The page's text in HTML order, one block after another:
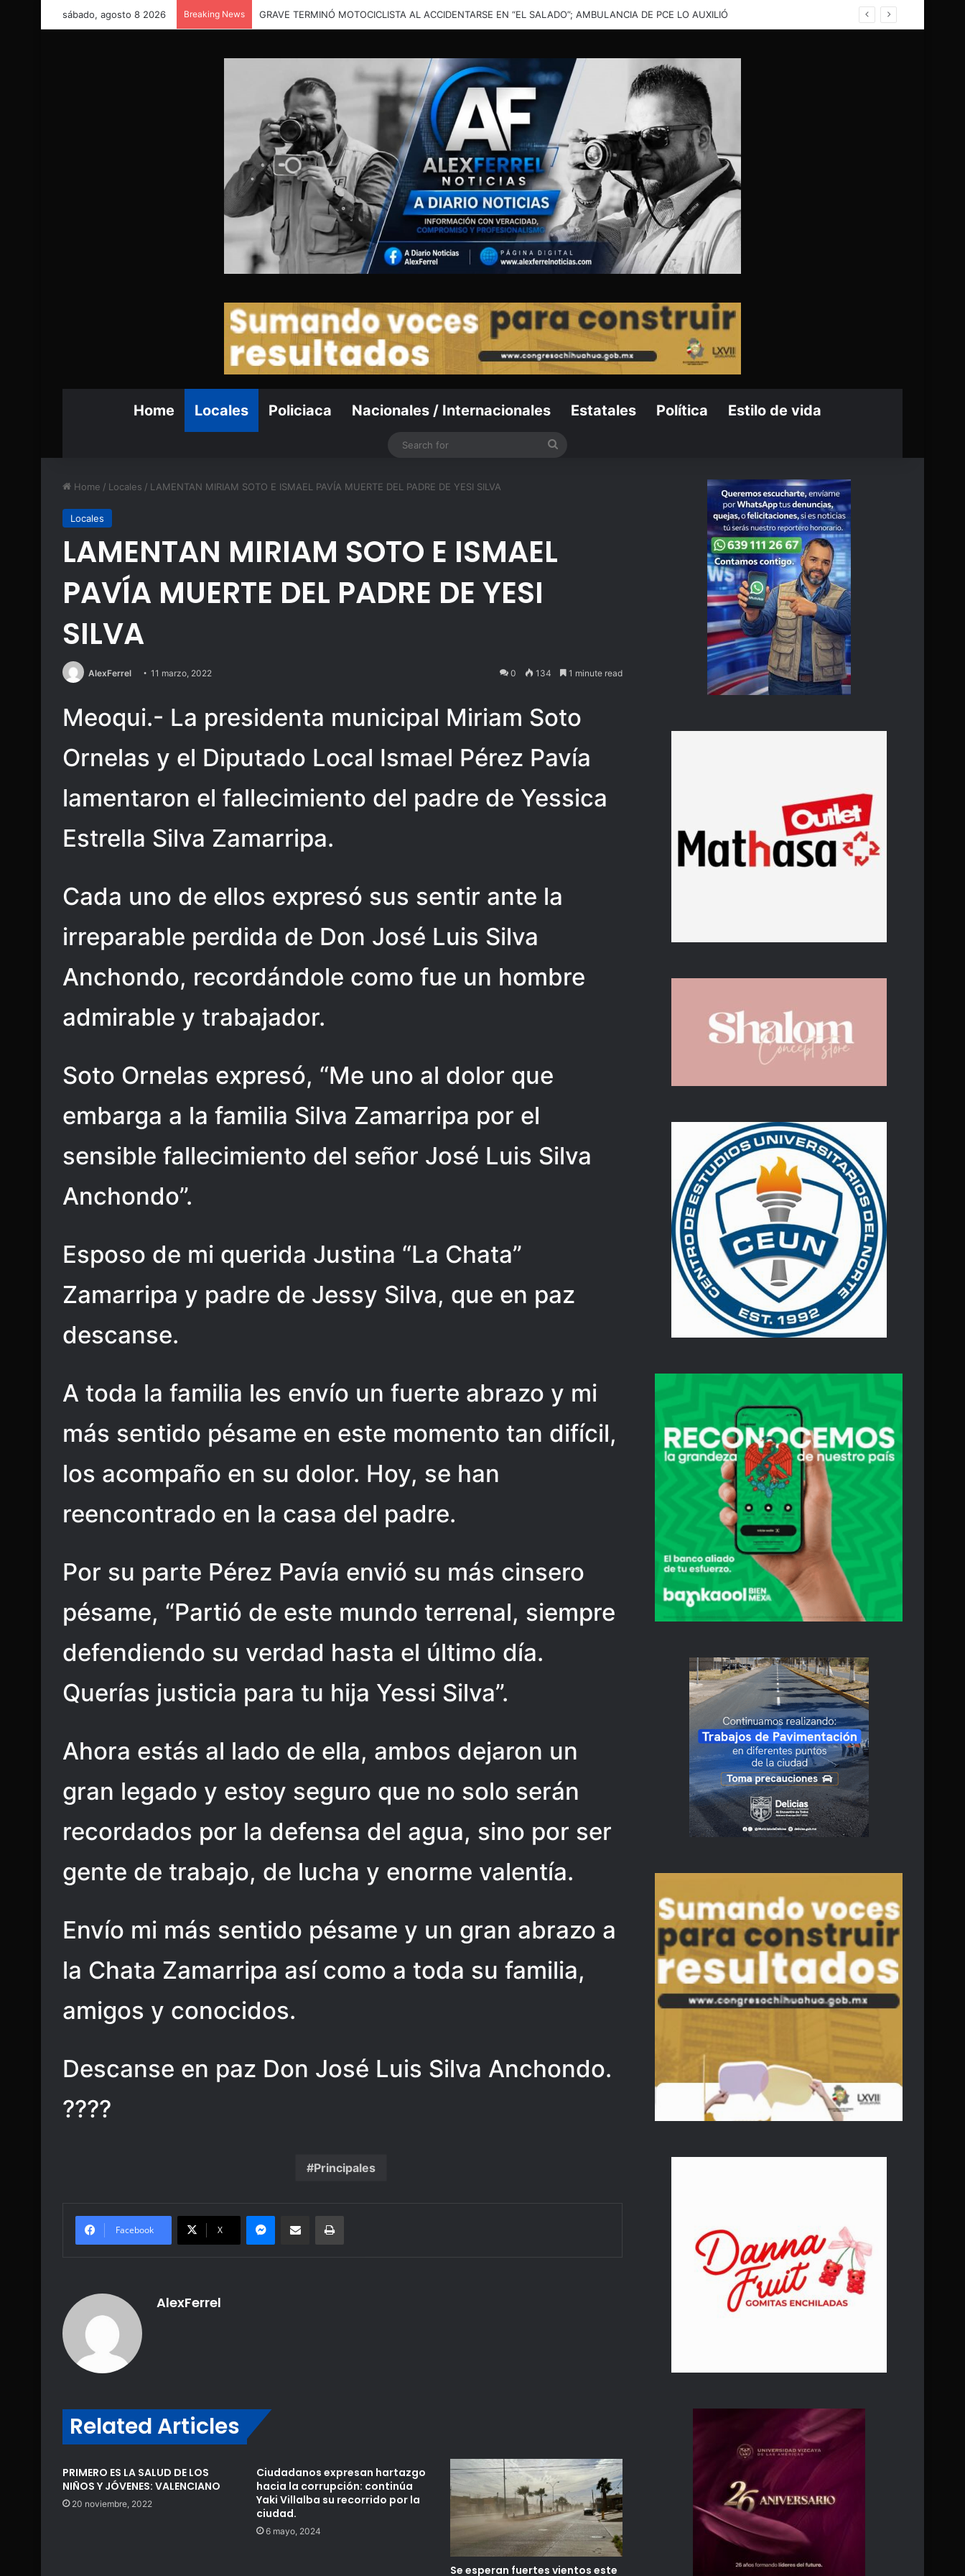
sábado, agosto 8 2026 Breaking News “Necesitamos una solución”: vecinos denuncian inundaciones en calles de Santa Catarina; PC evalua problema para buscar solución
Home Locales Policiaca Nacionales / Internacionales Estatales Política Estilo de vida
Search
Home / Locales / LAMENTAN MIRIAM SOTO E ISMAEL PAVÍA MUERTE DEL PADRE DE YESI SILVA
Locales
LAMENTAN MIRIAM SOTO E ISMAEL
PAVÍA MUERTE DEL PADRE DE YESI
SILVA
AlexFerrel 11 marzo, 2022 0 134 1 minute read
Meoqui.- La presidenta municipal Miriam Soto
Ornelas y el Diputado Local Ismael Pérez Pavía
lamentaron el fallecimiento del padre de Yessica
Estrella Silva Zamarripa.
Cada uno de ellos expresó sus sentir ante la
irreparable perdida de Don José Luis Silva
Anchondo, recordándole como fue un hombre
admirable y trabajador.
Soto Ornelas expresó, “Me uno al dolor que
embarga a la familia Silva Zamarripa por el
sensible fallecimiento del señor José Luis Silva
Anchondo”.
Esposo de mi querida Justina “La Chata”
Zamarripa y padre de Jessy Silva, que en paz
descanse.
A toda la familia les envío un fuerte abrazo y mi
más sentido pésame en este momento tan difícil,
los acompaño en su dolor. Hoy, se han
reencontrado en la casa del padre.
Por su parte Pérez Pavía envió su más cinsero
pésame, “Partió de este mundo terrenal, siempre
defendiendo su verdad hasta el último día.
Querías justicia para tu hija Yessi Silva”.
Ahora estás al lado de ella, ambos dejaron un
gran legado y estoy seguro que no solo serán
recordados por la defensa del agua, sino por ser
gente de trabajo, de lucha y enorme valentía.
Envío mi más sentido pésame y un gran abrazo a
la Chata Zamarripa así como a toda su familia,
amigos y conocidos.
Descanse en paz Don José Luis Silva Anchondo.
????
Principales
Facebook X
Messenger
Share via Email Print
AlexFerrel
Related Articles
PRIMERO ES LA SALUD DE LOS
NIÑOS Y JÓVENES: VALENCIANO
20 noviembre, 2022
Ciudadanos expresan hartazgo
hacia la corrupción: continúa
Yaki Villalba su recorrido por la
ciudad.
6 mayo, 2024
Se esperan fuertes vientos este